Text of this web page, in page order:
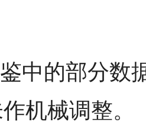
中的部分数
机械调整。